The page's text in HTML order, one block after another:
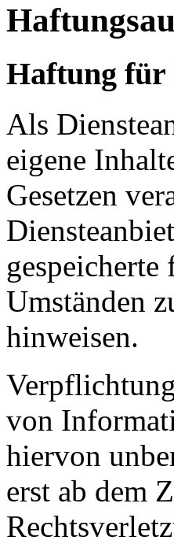
Haftung für
Als
eigene
Gesetzen
Umständen
hinweisen.
von
hiervon
erst ab dem